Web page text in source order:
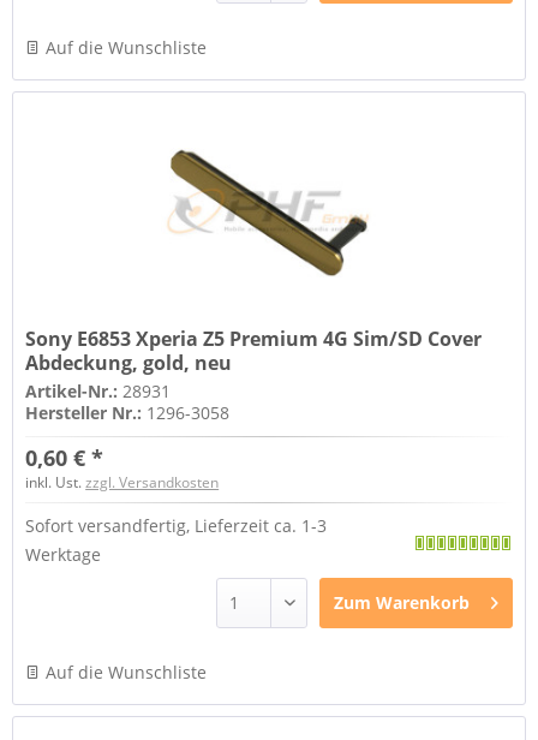
Auf die Wunschliste
Sony E6853 Xperia Z5 Premium 4G Sim/SD Cover
Abdeckung, gold, neu
Artikel-Nr.:28931
Hersteller Nr.: 1296-3058
0,60 € *
inkl. Ust.zzgl. Versandkosten
Sofort versandfertig, Lieferzeit ca. 1-3
Werktage
Zum Warenkorb
Auf die Wunschliste